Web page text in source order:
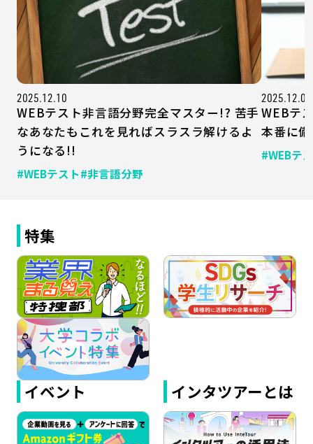
2025.12.10
WEBテスト非言語分野完全マスター!? 苦手
なあなたもこれを見ればスラスラ解けるよ
うになる!!
#WEBテスト#非言語分野
2025.12.04
WEBテ
本番に
#WEBテ
特集
イベント インタツアーとは